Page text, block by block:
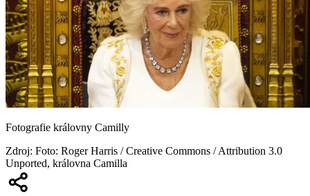
Fotografie královny Camilly
Zdroj: Foto: Roger Harris / Creative Commons / Attribution 3.0
Unported, královna Camilla